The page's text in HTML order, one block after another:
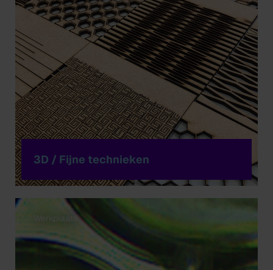
3D / Fijne technieken
Werkplaats